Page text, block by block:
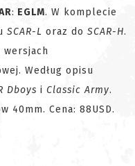
: EGLM. W komplecie
SCAR-L oraz do SCAR-H.
Według opisu
Dboys i Classic Army.
40mm. Cena: 88USD.